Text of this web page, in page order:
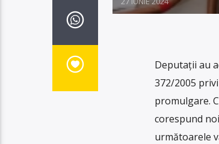
Deputaţii au
372/2005
promulgare.
corespund
următoarele